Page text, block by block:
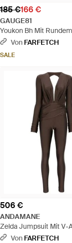
185 €166 €
GAUGE81
Youkon Bh Mit Rundem
Ausschnitt - Schwarz
Von FARFETCH
SALE
506 €
ANDAMANE
Zelda Jumpsuit Mit V-
- Braun
Von FARFETCH